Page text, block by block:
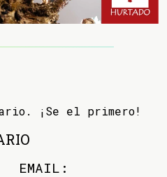
¡Se el primero!
EMAIL: